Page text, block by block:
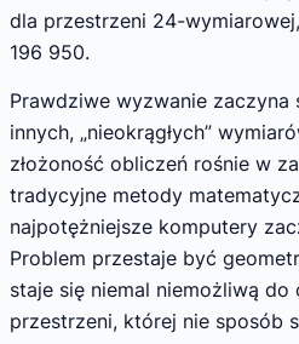
dla przestrzeni 24-
196 950.
Prawdziwe wyzwanie zaczyna
innych, „nieokrągłych”
złożoność obliczeń rośnie w
tradycyjne metody
najpotężniejsze komputery
Problem przestaje być
staje się niemal niemożliwą do
przestrzeni, której nie sposób